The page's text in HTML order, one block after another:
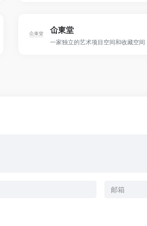
仚東堂
一家独立的艺术项目空间和收藏空间